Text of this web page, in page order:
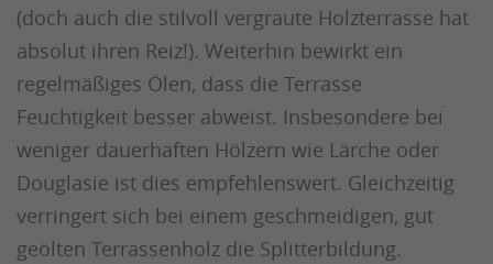
(doch auch die stilvoll vergraute Holzterrasse hat
absolut ihren Reiz!). Weiterhin bewirkt ein
regelmäßiges Ölen, dass die Terrasse
Feuchtigkeit besser abweist. Insbesondere bei
weniger dauerhaften Hölzern wie Lärche oder
Douglasie ist dies empfehlenswert. Gleichzeitig
verringert sich bei einem geschmeidigen, gut
geölten Terrassenholz die Splitterbildung.